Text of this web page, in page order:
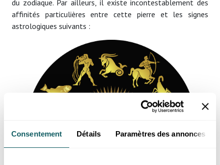
Consentement Détails Paramètres des annonces
du zodiaque. Par ailleurs, il existe incontestablement des
affinités particulières entre cette pierre et les signes
astrologiques suivants :